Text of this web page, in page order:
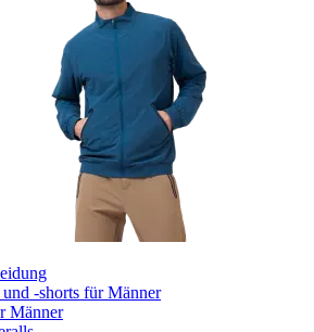
und -shorts für Männer
Männer